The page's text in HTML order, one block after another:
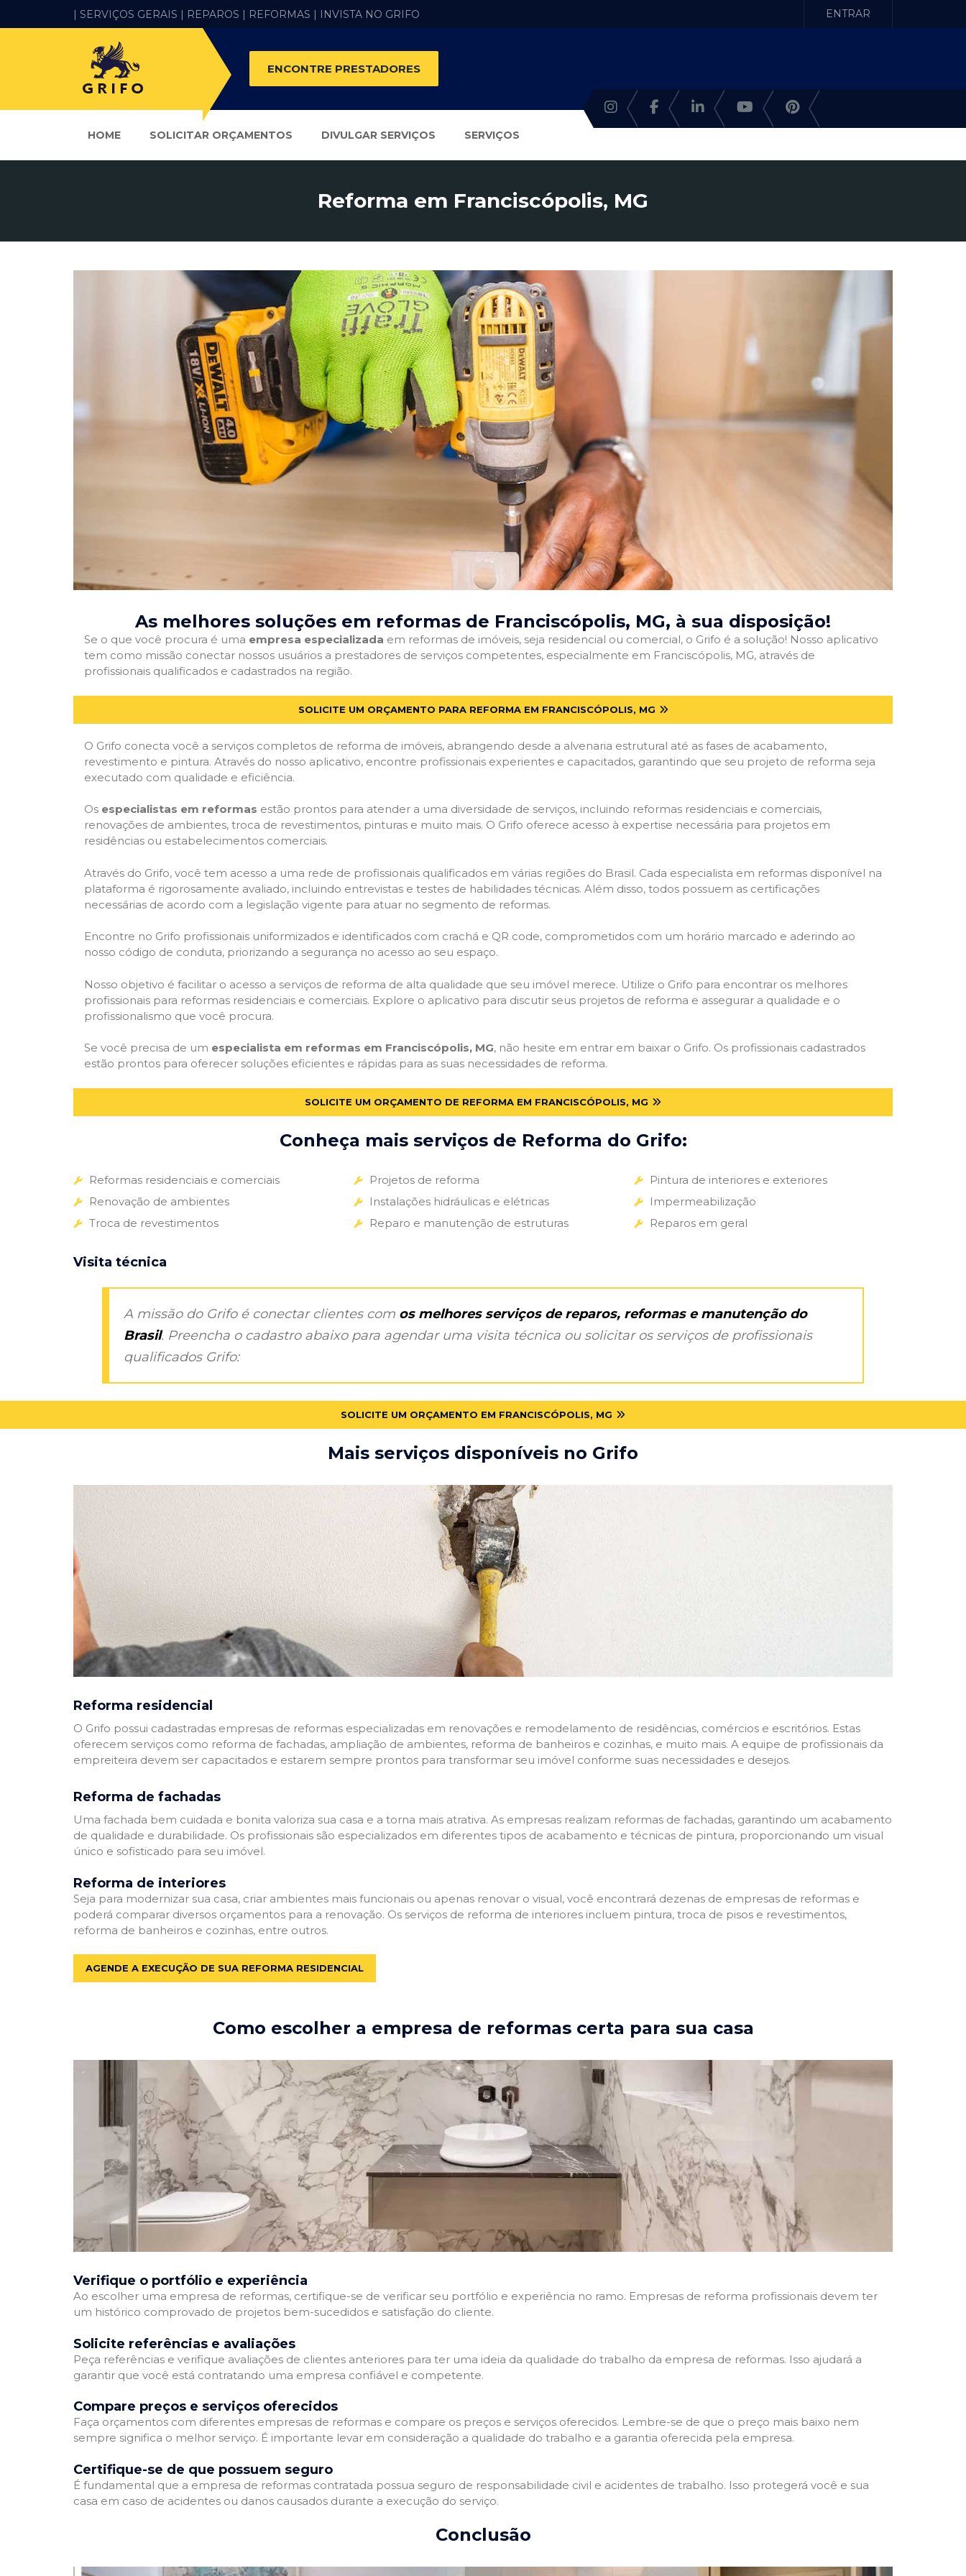
| SERVIÇOS GERAIS | REPAROS | REFORMAS | INVISTA NO GRIFO ENTRAR
ENCONTRE PRESTADORES
HOME SOLICITAR ORÇAMENTOS DIVULGAR SERVIÇOS SERVIÇOS
Reforma em Franciscópolis, MG
As melhores soluções em reformas de Franciscópolis, MG, à sua disposição!
Se o que você procura é uma empresa especializada em reformas de imóveis, seja residencial ou comercial, o Grifo é a solução! Nosso aplicativo
tem como missão conectar nossos usuários a prestadores de serviços competentes, especialmente em Franciscópolis, MG, através de
profissionais qualificados e cadastrados na região.
SOLICITE UM ORÇAMENTO PARA REFORMA EM FRANCISCÓPOLIS, MG
O Grifo conecta você a serviços completos de reforma de imóveis, abrangendo desde a alvenaria estrutural até as fases de acabamento,
revestimento e pintura. Através do nosso aplicativo, encontre profissionais experientes e capacitados, garantindo que seu projeto de reforma seja
executado com qualidade e eficiência.
Os especialistas em reformas estão prontos para atender a uma diversidade de serviços, incluindo reformas residenciais e comerciais,
renovações de ambientes, troca de revestimentos, pinturas e muito mais. O Grifo oferece acesso à expertise necessária para projetos em
residências ou estabelecimentos comerciais.
Através do Grifo, você tem acesso a uma rede de profissionais qualificados em várias regiões do Brasil. Cada especialista em reformas disponível na
plataforma é rigorosamente avaliado, incluindo entrevistas e testes de habilidades técnicas. Além disso, todos possuem as certificações
necessárias de acordo com a legislação vigente para atuar no segmento de reformas.
Encontre no Grifo profissionais uniformizados e identificados com crachá e QR code, comprometidos com um horário marcado e aderindo ao
nosso código de conduta, priorizando a segurança no acesso ao seu espaço.
Nosso objetivo é facilitar o acesso a serviços de reforma de alta qualidade que seu imóvel merece. Utilize o Grifo para encontrar os melhores
profissionais para reformas residenciais e comerciais. Explore o aplicativo para discutir seus projetos de reforma e assegurar a qualidade e o
profissionalismo que você procura.
Se você precisa de um especialista em reformas em Franciscópolis, MG, não hesite em entrar em baixar o Grifo. Os profissionais cadastrados
estão prontos para oferecer soluções eficientes e rápidas para as suas necessidades de reforma.
SOLICITE UM ORÇAMENTO DE REFORMA EM FRANCISCÓPOLIS, MG
Conheça mais serviços de Reforma do Grifo:
Reformas residenciais e comerciais
Renovação de ambientes
Troca de revestimentos
Projetos de reforma
Instalações hidráulicas e elétricas
Reparo e manutenção de estruturas
Pintura de interiores e exteriores
Impermeabilização
Reparos em geral
Visita técnica
A missão do Grifo é conectar clientes com os melhores serviços de reparos, reformas e manutenção do
Brasil. Preencha o cadastro abaixo para agendar uma visita técnica ou solicitar os serviços de profissionais
qualificados Grifo:
SOLICITE UM ORÇAMENTO EM FRANCISCÓPOLIS, MG
Mais serviços disponíveis no Grifo
Reforma residencial
O Grifo possui cadastradas empresas de reformas especializadas em renovações e remodelamento de residências, comércios e escritórios. Estas
oferecem serviços como reforma de fachadas, ampliação de ambientes, reforma de banheiros e cozinhas, e muito mais. A equipe de profissionais da
empreiteira devem ser capacitados e estarem sempre prontos para transformar seu imóvel conforme suas necessidades e desejos.
Reforma de fachadas
Uma fachada bem cuidada e bonita valoriza sua casa e a torna mais atrativa. As empresas realizam reformas de fachadas, garantindo um acabamento
de qualidade e durabilidade. Os profissionais são especializados em diferentes tipos de acabamento e técnicas de pintura, proporcionando um visual
único e sofisticado para seu imóvel.
Reforma de interiores
Seja para modernizar sua casa, criar ambientes mais funcionais ou apenas renovar o visual, você encontrará dezenas de empresas de reformas e
poderá comparar diversos orçamentos para a renovação. Os serviços de reforma de interiores incluem pintura, troca de pisos e revestimentos,
reforma de banheiros e cozinhas, entre outros.
AGENDE A EXECUÇÃO DE SUA REFORMA RESIDENCIAL
Como escolher a empresa de reformas certa para sua casa
Verifique o portfólio e experiência
Ao escolher uma empresa de reformas, certifique-se de verificar seu portfólio e experiência no ramo. Empresas de reforma profissionais devem ter
um histórico comprovado de projetos bem-sucedidos e satisfação do cliente.
Solicite referências e avaliações
Peça referências e verifique avaliações de clientes anteriores para ter uma ideia da qualidade do trabalho da empresa de reformas. Isso ajudará a
garantir que você está contratando uma empresa confiável e competente.
Compare preços e serviços oferecidos
Faça orçamentos com diferentes empresas de reformas e compare os preços e serviços oferecidos. Lembre-se de que o preço mais baixo nem
sempre significa o melhor serviço. É importante levar em consideração a qualidade do trabalho e a garantia oferecida pela empresa.
Certifique-se de que possuem seguro
É fundamental que a empresa de reformas contratada possua seguro de responsabilidade civil e acidentes de trabalho. Isso protegerá você e sua
casa em caso de acidentes ou danos causados durante a execução do serviço.
Conclusão